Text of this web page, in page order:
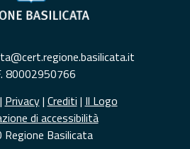
80002950766
| Privacy| Crediti | Il Logo
di accessibilità
Basilicata